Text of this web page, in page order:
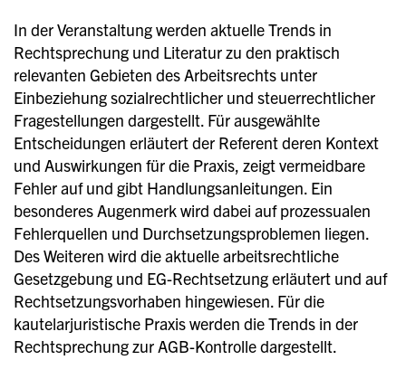
In der Veranstaltung werden aktuelle Trends in
Rechtsprechung und Literatur zu den praktisch
relevanten Gebieten des Arbeitsrechts unter
Einbeziehung sozialrechtlicher und steuerrechtlicher
Fragestellungen dargestellt. Für ausgewählte
Entscheidungen erläutert der Referent deren Kontext
und Auswirkungen für die Praxis, zeigt vermeidbare
Fehler auf und gibt Handlungsanleitungen. Ein
besonderes Augenmerk wird dabei auf prozessualen
Fehlerquellen und Durchsetzungsproblemen liegen.
Des Weiteren wird die aktuelle arbeitsrechtliche
Gesetzgebung und EG-Rechtsetzung erläutert und auf
Rechtsetzungsvorhaben hingewiesen. Für die
kautelarjuristische Praxis werden die Trends in der
Rechtsprechung zur AGB-Kontrolle dargestellt.